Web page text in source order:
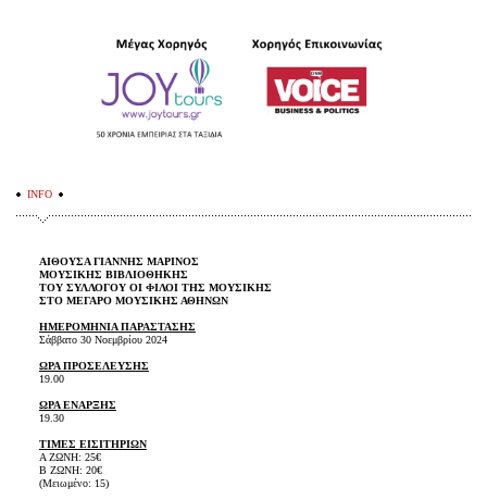
INFO
ΑΙΘΟΥΣΑ ΓΙΑΝΝΗΣ ΜΑΡΙΝΟΣ
ΜΟΥΣΙΚΗΣ ΒΙΒΛΙΟΘΗΚΗΣ
ΤΟΥ ΣΥΛΛΟΓΟΥ ΟΙ ΦΙΛΟΙ ΤΗΣ ΜΟΥΣΙΚΗΣ
ΣΤΟ ΜΕΓΑΡΟ ΜΟΥΣΙΚΗΣ ΑΘΗΝΩΝ
ΗΜΕΡΟΜΗΝΙΑ ΠΑΡΑΣΤΑΣHΣ
Σάββατο 30 Νοεμβρίου 2024
ΩΡΑ ΠΡΟΣΕΛΕΥΣΗΣ
19.00
ΩΡΑ ΕΝΑΡΞΗΣ
19.30
ΤΙΜΕΣ ΕΙΣΙΤΗΡΙΩΝ
Α ΖΩΝΗ: 25€
Β ΖΩΝΗ: 20€
(Μειωμένο: 15)